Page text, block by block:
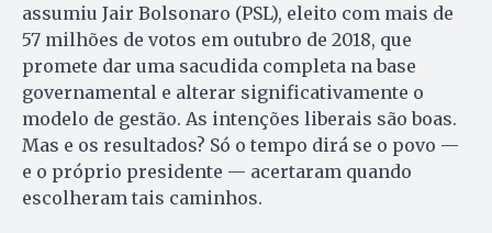
assumiu Jair Bolsonaro (PSL), eleito com mais de
57 milhões de votos em outubro de 2018, que
promete dar uma sacudida completa na base
governamental e alterar significativamente o
modelo de gestão. As intenções liberais são boas.
Mas e os resultados? Só o tempo dirá se o povo —
e o próprio presidente — acertaram quando
escolheram tais caminhos.